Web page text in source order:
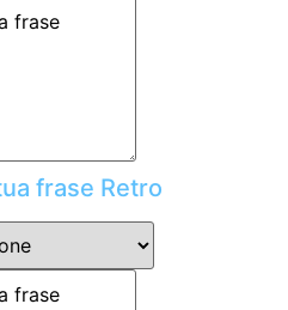
frase Retro